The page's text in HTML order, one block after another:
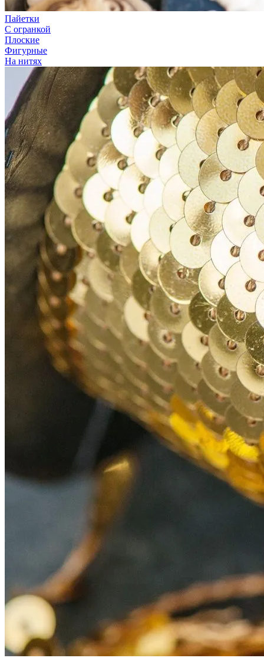
Пайетки
С огранкой
Плоские
Фигурные
На нитях